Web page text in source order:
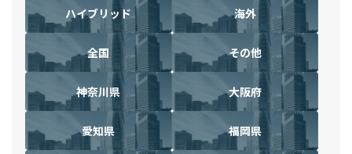
ハイブリッド 海外
全国 その他
神奈川県 大阪府
愛知県 福岡県